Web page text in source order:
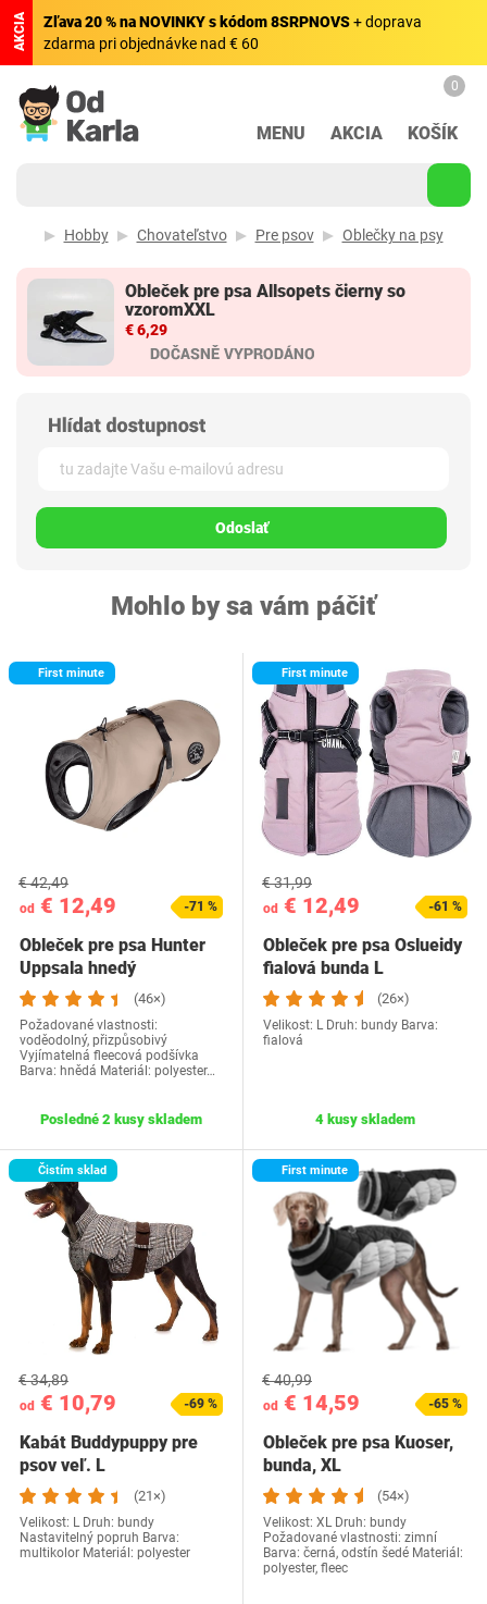
AKCIA Zľava 20 % na NOVINKY s kódom 8SRPNOVS+ doprava
zdarma pri objednávke nad € 60
MENU AKCIA
0
KOŠÍK
Hobby Chovateľstvo Pre psov Oblečky na psy
Obleček pre psa Allsopets čierny so
vzoromXXL
€ 6,29
Odoslať
Mohlo by sa vám páčiť
First minute
od € 12,49
€ 42,49
-71 %
Obleček pre psa Hunter
Uppsala hnedý
(46×)
Požadované vlastnosti:
voděodolný, přizpůsobivý
Vyjímatelná fleecová podšívka
Barva: hnědá Materiál: polyester…
Posledné 2 kusy skladem
First minute
od € 12,49
€ 31,99
-61 %
Obleček pre psa Oslueidy
fialová bunda L
(26×)
Velikost: L Druh: bundy Barva:
fialová
4 kusy skladem
Čistím sklad
od € 10,79
€ 34,89
-69 %
Kabát Buddypuppy pre
psov veľ. L
(21×)
Velikost: L Druh: bundy
Nastavitelný popruh Barva:
multikolor Materiál: polyester
First minute
od € 14,59
€ 40,99
-65 %
Obleček pre psa Kuoser,
bunda, XL
(54×)
Velikost: XL Druh: bundy
Požadované vlastnosti: zimní
Barva: černá, odstín šedé Materiál:
polyester, fleec